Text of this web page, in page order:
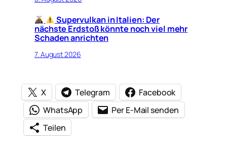
Supervulkan in Italien: Der
nächste Erdstoß könnte noch viel mehr
Schaden anrichten
7. August 2026
X Telegram
Facebook
WhatsApp
Per E-Mail senden
Teilen